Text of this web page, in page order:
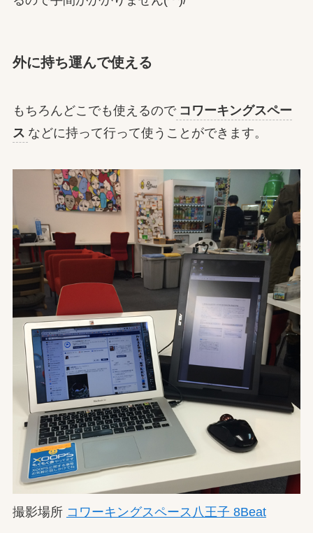
外に持ち運んで使える
もちろんどこでも使えるので コワーキングスペー
ス などに持って行って使うことができます。
撮影場所 コワーキングスペース八王子 8Beat